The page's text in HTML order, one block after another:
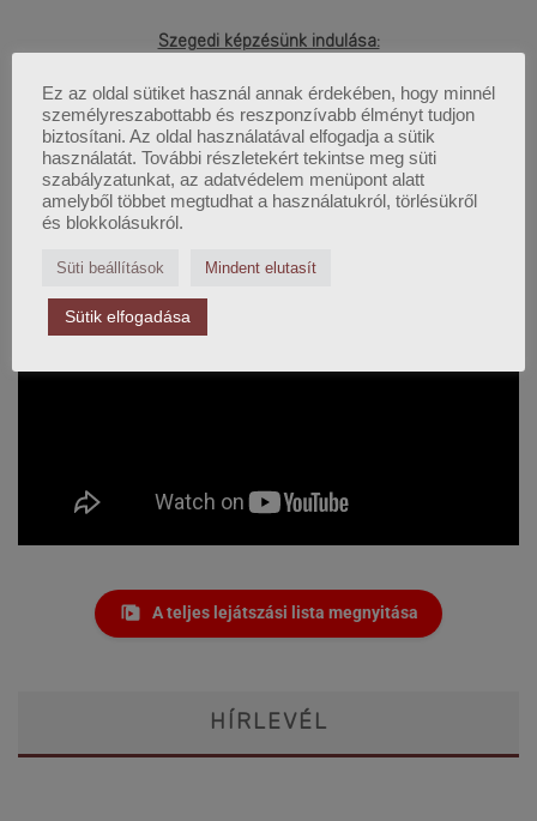
Szegedi képzésünk indulása:
Jelentkezési határidő:2026. november 12.
LEGFRISSEBB WEBINÁRIUM
A teljes lejátszási lista megnyitása
HÍRLEVÉL
Ez az oldal sütiket használ annak érdekében, hogy minnél
személyreszabottabb és reszponzívabb élményt tudjon
biztosítani. Az oldal használatával elfogadja a sütik
használatát. További részletekért tekintse meg süti
szabályzatunkat, az adatvédelem menüpont alatt
amelyből többet megtudhat a használatukról, törlésükről
és blokkolásukról.
Süti beállítások Mindent elutasít
Sütik elfogadása